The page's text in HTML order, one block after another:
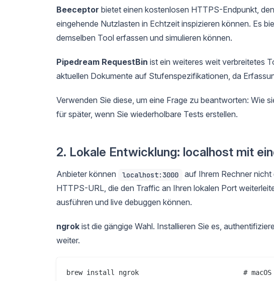
Beeceptor bietet einen kostenlosen HTTPS-Endpunkt,
eingehende Nutzlasten in Echtzeit inspizieren können. Es
demselben Tool erfassen und simulieren können.
Pipedream RequestBin ist ein weiteres weit verbreitetes
aktuellen Dokumente auf Stufenspezifikationen, da
Verwenden Sie diese, um eine Frage zu beantworten: Wie
für später, wenn Sie wiederholbare Tests erstellen.
2. Lokale Entwicklung: localhost mit
Anbieter können localhost:3000
auf Ihrem Rechner
HTTPS-URL, die den Traffic an Ihren lokalen Port
ausführen und live debuggen können.
ngrok ist die gängige Wahl. Installieren Sie es,
weiter.
brew install ngrok                          # macOS